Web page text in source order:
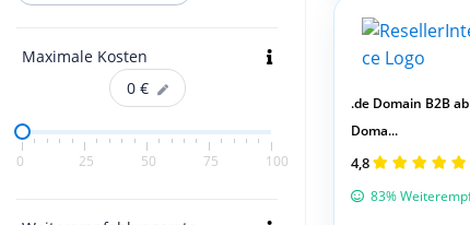
Maximale Kosten
0 €
0 25 50 75 100
.de Domain B2B
Doma...
4,8
83%